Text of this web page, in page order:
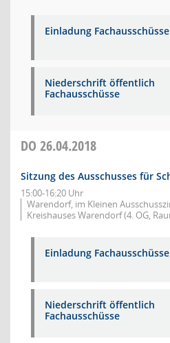
Einladung Fachausschüsse
Niederschrift öffentlich
Fachausschüsse
DO 26.04.2018
Sitzung des Ausschusses für
15:00-16:20 Uhr
Warendorf, im Kleinen
Kreishauses Warendorf (4. OG,
Einladung Fachausschüsse
Niederschrift öffentlich
Fachausschüsse